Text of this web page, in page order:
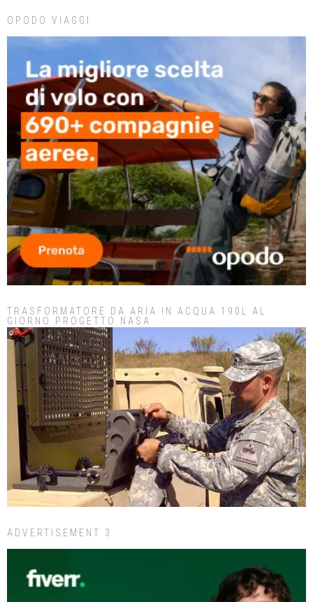
OPODO VIAGGI
TRASFORMATORE DA ARIA IN ACQUA 190L AL
GIORNO PROGETTO NASA
ADVERTISEMENT 3